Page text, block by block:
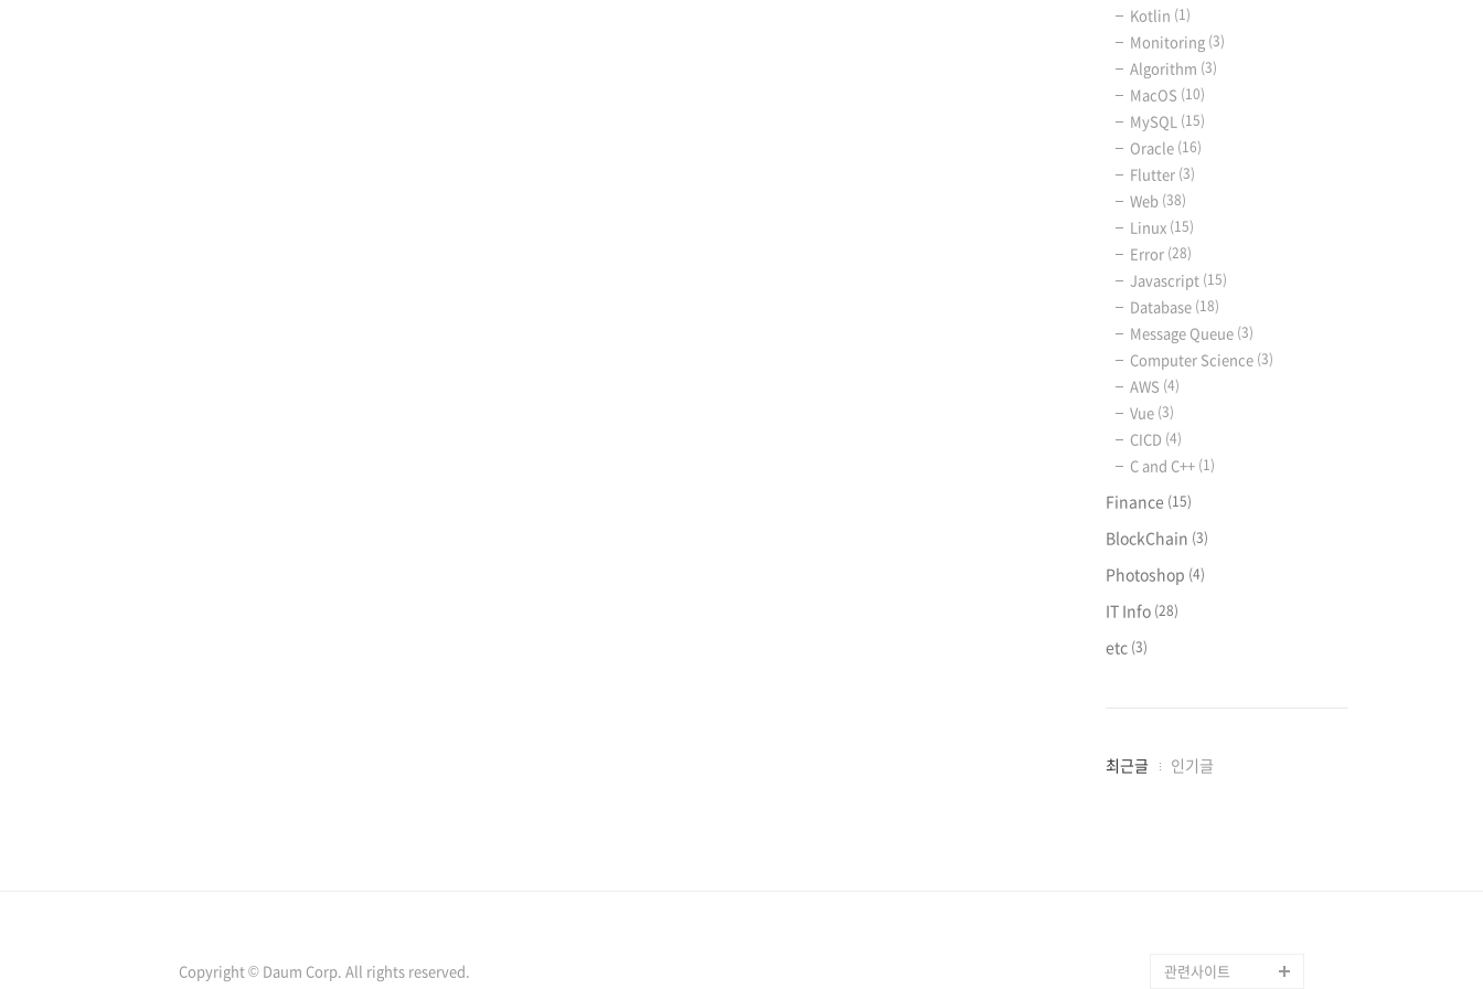
Kotlin (1)
Monitoring (3)
Algorithm (3)
MacOS (10)
MySQL (15)
Oracle (16)
Flutter (3)
Web (38)
Linux (15)
Error (28)
Javascript (15)
Database (18)
Message Queue (3)
Computer Science (3)
AWS (4)
Vue (3)
CICD (4)
C and C++ (1)
Finance (15)
BlockChain (3)
Photoshop (4)
IT Info (28)
etc (3)
최
최근글 인기글
Copyright © Daum Corp. All rights reserved. 관련사이트